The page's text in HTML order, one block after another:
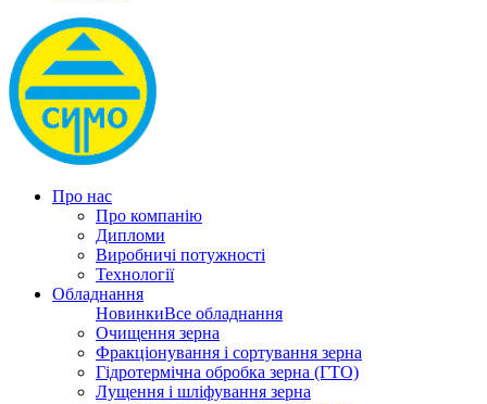
Про нас
Про компанію
Дипломи
Виробничі потужності
Технології
Обладнання
НовинкиВсе обладнання
Очищення зерна
Фракціонування і сортування зерна
Гідротермічна обробка зерна (ГТО)
Лущення і шліфування зерна